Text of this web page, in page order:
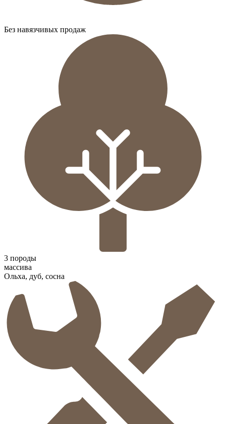
Без навязчивых продаж
3 породы
массива
Ольха, дуб, сосна